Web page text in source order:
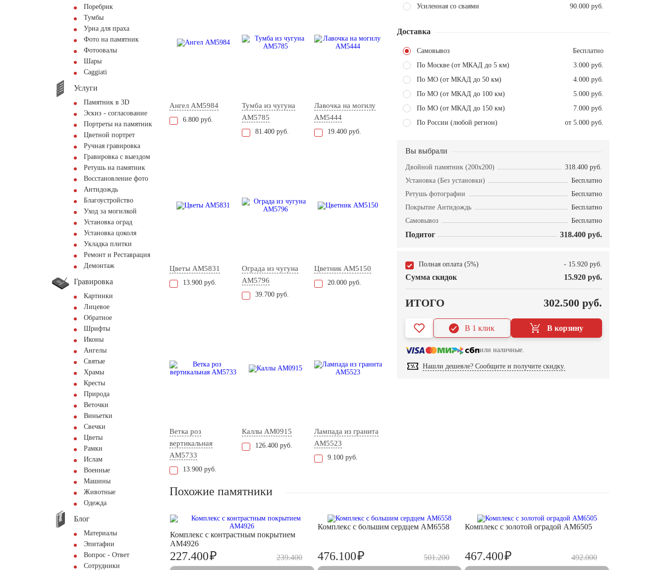
Поребрик
Тумбы
Урна для праха
Фото на памятник
Фотоовалы
Шары
Сaggiati
Услуги
Памятник в 3D
Эскиз - согласование
Портреты на памятник
Цветной портрет
Ручная гравировка
Гравировка с выездом
Ретушь на памятник
Восстановление фото
Антидождь
Благоустройство
Уход за могилкой
Установка оград
Установка цоколя
Укладка плитки
Ремонт и Реставрация
Демонтаж
Гравировка
Картинки
Лицевое
Обратное
Шрифты
Иконы
Ангелы
Святые
Храмы
Кресты
Природа
Веточки
Виньетки
Свечки
Цветы
Рамки
Ислам
Военные
Машины
Животные
Одежда
Блог
Материалы
Эпитафии
Вопрос - Ответ
Сотрудники
Ангел AM5984
6.800 руб.
Тумба из чугуна
AM5785
81.400 руб.
Лавочка на могилу
AM5444
19.400 руб.
Цветы AM5831
13.900 руб.
Ограда из чугуна
AM5796
39.700 руб.
Цветник AM5150
20.000 руб.
Ветка роз
вертикальная
AM5733
13.900 руб.
Каллы AM0915
126.400 руб.
Лампада из гранита
AM5523
9.100 руб.
Усиленная со сваями
90.000 руб.
Доставка
Самовывоз
Бесплатно
По Москве (от МКАД до 5 км)
3.000 руб.
По МО (от МКАД до 50 км)
4.000 руб.
По МО (от МКАД до 100 км)
5.000 руб.
По МО (от МКАД до 150 км)
7.000 руб.
По России (любой регион)
от 5.000 руб.
Вы выбрали
Двойной памятник (200x200)
318.400 руб.
Установка (Без установки)
Бесплатно
Ретушь фотографии
Бесплатно
Покрытие Антидождь
Бесплатно
Самовывоз
Бесплатно
Подитог 318.400 руб.
Полная оплата (5%) - 15.920 руб.
Сумма скидок 15.920 руб.
ИТОГО 302.500 руб.
В корзину
В 1 клик
или наличные.
Нашли дешевле? Сообщите и получите скидку.
Похожие памятники
Комплекс с контрастным покрытием
AM4926
239.400
227.400₽
Комплекс с большим сердцем AM6558
501.200
476.100₽
Комплекс с золотой оградой AM6505
492.000
467.400₽